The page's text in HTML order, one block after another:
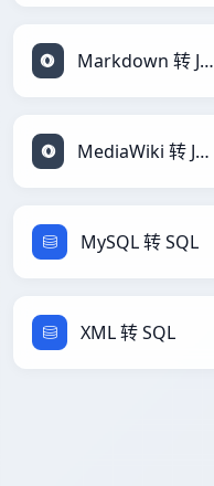
Markdown 转 JSON
MediaWiki 转 JSON
MySQL 转 SQL
XML 转 SQL